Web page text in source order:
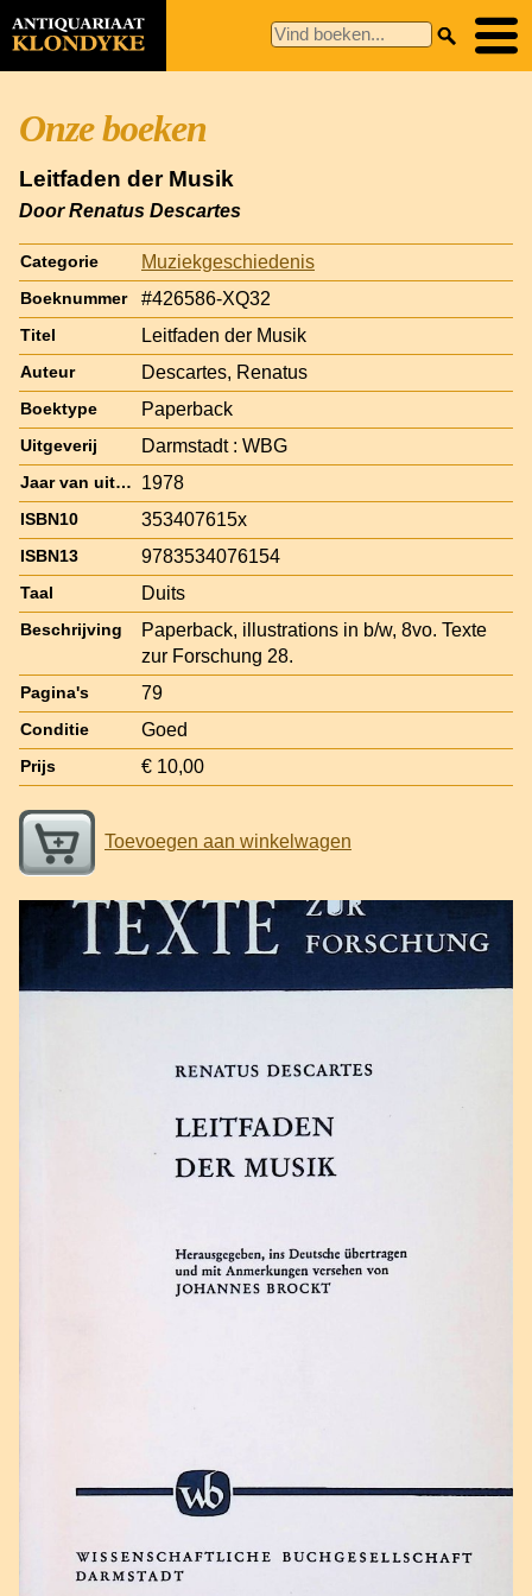
Onze boeken
Leitfaden der Musik
Door Renatus Descartes
Categorie Muziekgeschiedenis
Boeknummer #426586-XQ32
Titel Leitfaden der Musik
Auteur Descartes, Renatus
Boektype Paperback
Uitgeverij Darmstadt : WBG
Jaar van uitgave 1978
ISBN10 353407615x
ISBN13 9783534076154
Taal Duits
Beschrijving
Paperback, illustrations in b/w, 8vo. Texte
zur Forschung 28.
Pagina's 79
Conditie Goed
Prijs € 10,00
Toevoegen aan winkelwagen